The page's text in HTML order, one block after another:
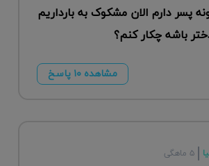
پسر دارم الان مشکوک به بارداریم
باشه چکار کنم؟
مشاهده ۱۰ پاسخ
۵ ماهگی